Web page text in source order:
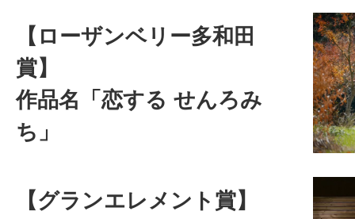
【ローザンベリー多和田
賞】
作品名「恋する せんろみ
ち」
【グランエレメント賞】